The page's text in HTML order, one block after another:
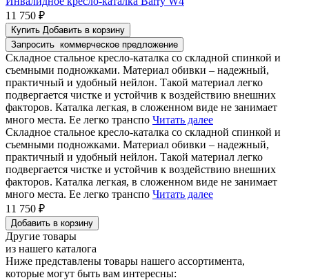
11 750 ₽
Купить Добавить в корзину
Запросить коммерческое предложение
Складное стальное кресло-каталка со складной спинкой и
съемными подножками. Материал обивки – надежный,
практичный и удобный нейлон. Такой материал легко
подвергается чистке и устойчив к воздействию внешних
факторов. Каталка легкая, в сложенном виде не занимает
много места. Ее легко транспо Читать далее
Складное стальное кресло-каталка со складной спинкой и
съемными подножками. Материал обивки – надежный,
практичный и удобный нейлон. Такой материал легко
подвергается чистке и устойчив к воздействию внешних
факторов. Каталка легкая, в сложенном виде не занимает
много места. Ее легко транспо Читать далее
11 750 ₽
Добавить в корзину
Другие товары
из нашего каталога
Ниже представлены товары нашего ассортимента,
которые могут быть вам интересны: